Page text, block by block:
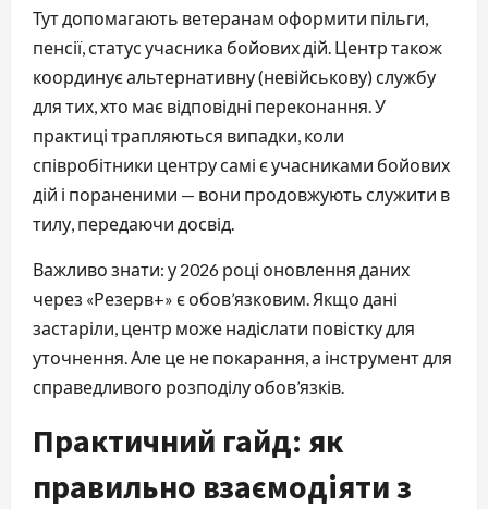
Тут допомагають ветеранам оформити пільги,
пенсії, статус учасника бойових дій. Центр також
координує альтернативну (невійськову) службу
для тих, хто має відповідні переконання. У
практиці трапляються випадки, коли
співробітники центру самі є учасниками бойових
дій і пораненими — вони продовжують служити в
тилу, передаючи досвід.
Важливо знати: у 2026 році оновлення даних
через «Резерв+» є обов’язковим. Якщо дані
застаріли, центр може надіслати повістку для
уточнення. Але це не покарання, а інструмент для
справедливого розподілу обов’язків.
Практичний гайд: як
правильно взаємодіяти з